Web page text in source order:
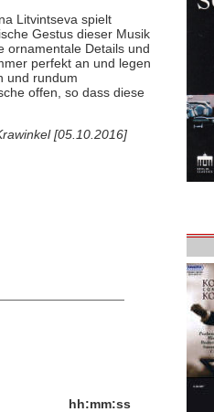
Litvintseva spielt
Gestus dieser Musik
ornamentale Details und
perfekt an und legen
und rundum
offen, so dass diese
[05.10.2016]
hh:mm:ss